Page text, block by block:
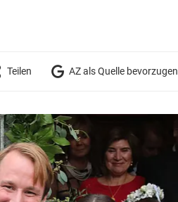
Teilen AZ als Quelle bevorzugen